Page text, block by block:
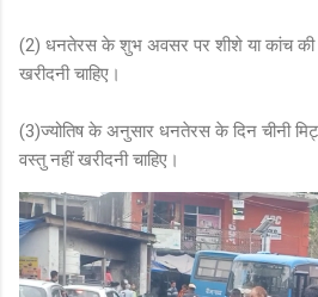
(2) धनतेरस के शुभ अवसर पर शीशे या कांच की
खरीदनी चाहिए।
(3)ज्योतिष के अनुसार धनतेरस के दिन चीनी
वस्तु नहीं खरीदनी चाहिए।